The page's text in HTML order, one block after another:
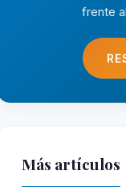
frente
Más artículos